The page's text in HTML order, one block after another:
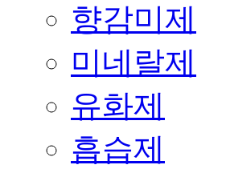
향감미제
미네랄제
유화제
흡습제